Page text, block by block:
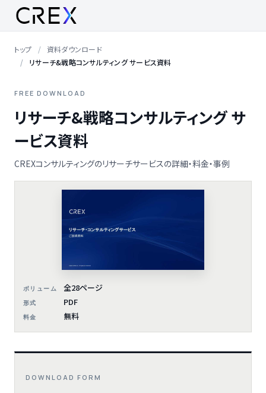
トップ
資料ダウンロード
リサーチ&戦略コンサルティング サービス資料
FREE DOWNLOAD
リサーチ&戦略コンサルティング サ
ービス資料
CREXコンサルティングのリサーチサービスの詳細・料金・事例
ボリューム 全28ページ
形式 PDF
料金 無料
DOWNLOAD FORM